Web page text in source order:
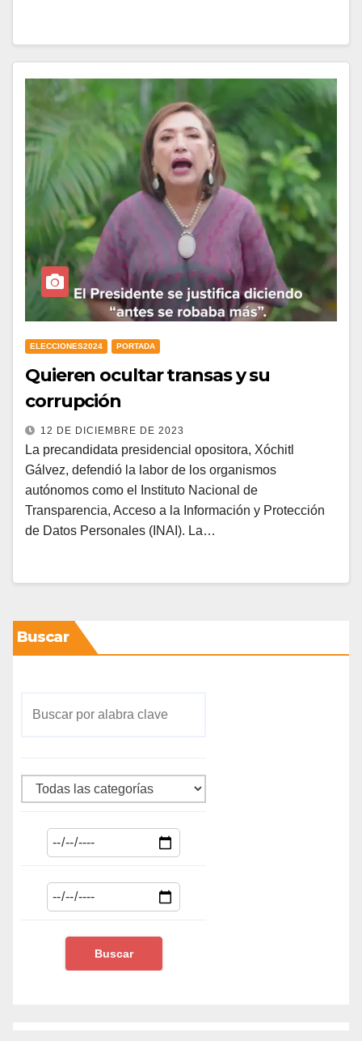
ELECCIONES2024 PORTADA
Quieren ocultar transas y su
corrupción
12 DE DICIEMBRE DE 2023
La precandidata presidencial opositora, Xóchitl
Gálvez, defendió la labor de los organismos
autónomos como el Instituto Nacional de
Transparencia, Acceso a la Información y Protección
de Datos Personales (INAI). La…
Buscar